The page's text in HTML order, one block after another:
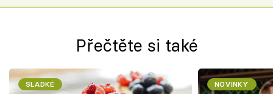
Přečtěte si také
SLADKÉ NOVINKY